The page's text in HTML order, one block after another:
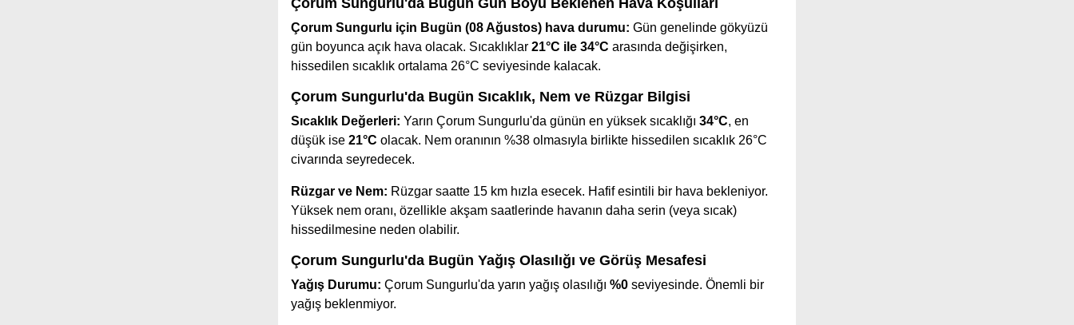
Çorum Sungurlu'da Bugün Gün Boyu Beklenen Hava Koşulları
Çorum Sungurlu için Bugün (08 Ağustos) hava durumu: Gün genelinde gökyüzü
gün boyunca açık hava olacak. Sıcaklıklar 21°C ile 34°C arasında değişirken,
hissedilen sıcaklık ortalama 26°C seviyesinde kalacak.
Çorum Sungurlu'da Bugün Sıcaklık, Nem ve Rüzgar Bilgisi
Sıcaklık Değerleri: Yarın Çorum Sungurlu'da günün en yüksek sıcaklığı 34°C, en
düşük ise 21°C olacak. Nem oranının %38 olmasıyla birlikte hissedilen sıcaklık 26°C
civarında seyredecek.
Rüzgar ve Nem: Rüzgar saatte 15 km hızla esecek. Hafif esintili bir hava bekleniyor.
Yüksek nem oranı, özellikle akşam saatlerinde havanın daha serin (veya sıcak)
hissedilmesine neden olabilir.
Çorum Sungurlu'da Bugün Yağış Olasılığı ve Görüş Mesafesi
Yağış Durumu: Çorum Sungurlu'da yarın yağış olasılığı %0 seviyesinde. Önemli bir
yağış beklenmiyor.